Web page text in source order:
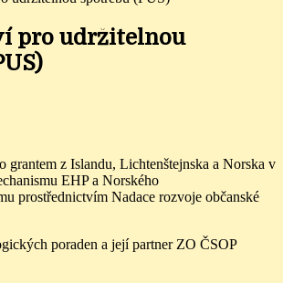
pro udržitelnou
grantem z Islandu, Lichtenštejnska a Norska v
EHP a Norského
prostřednictvím Nadace rozvoje občanské
poraden a její partner ZO ČSOP